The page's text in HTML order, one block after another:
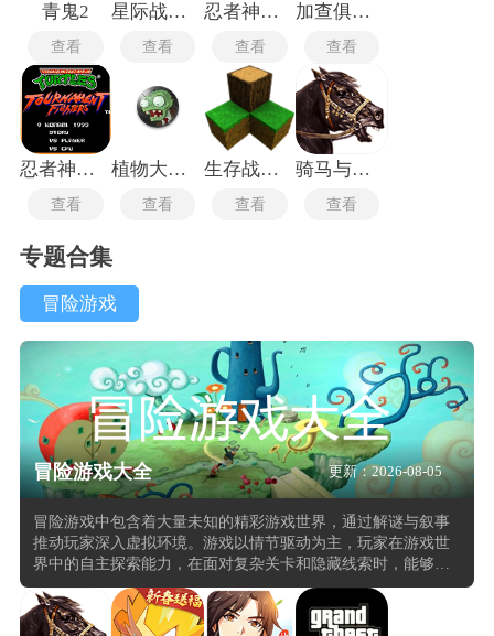
青鬼2
查看
星际战争异形入侵最新版
查看
忍者神龟安卓版
查看
加查俱乐部可爱屋
查看
忍者神龟格斗中文版
查看
植物大战僵尸TV触控版
查看
生存战争2.3插件版
查看
骑马与砍杀2中文版
查看
专题合集
冒险游戏
冒险游戏大全 更新：2026-08-05
冒险游戏中包含着大量未知的精彩游戏世界，通过解谜与叙事
推动玩家深入虚拟环境。游戏以情节驱动为主，玩家在游戏世
界中的自主探索能力，在面对复杂关卡和隐藏线索时，能够通
过观察、推理和逻辑判断来推进剧情发展。游戏机制往往围绕
着环境互动展开，玩家需要与场景中的物体、角色或机制进行
交互，解锁新的路径或揭示故事背景。这种设计增强沉浸感，